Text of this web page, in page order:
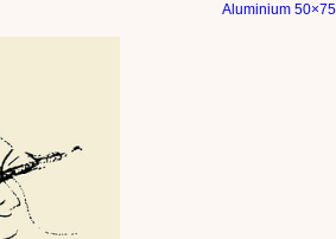
Aluminium 50×75